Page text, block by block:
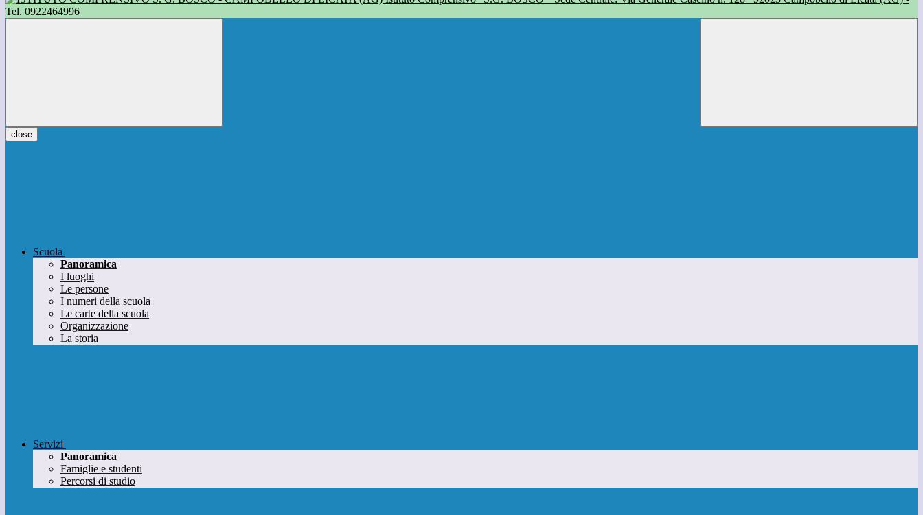
Tel. 0922464996
close
Scuola
Panoramica
I luoghi
Le persone
I numeri della scuola
Le carte della scuola
Organizzazione
La storia
Servizi
Panoramica
Famiglie e studenti
Percorsi di studio